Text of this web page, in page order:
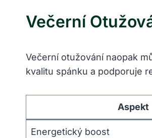
Večerní
Večerní otužování naopak
kvalitu spánku a podporuje
Aspekt
Energetický boost